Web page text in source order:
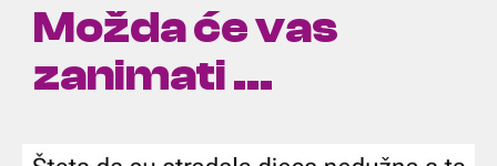
Možda će vas
zanimati ...